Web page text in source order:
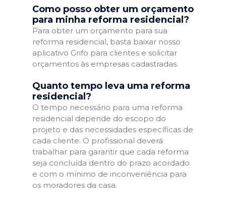
Como posso obter um orçamento
para minha reforma residencial?
Para obter um orçamento para sua
reforma residencial, basta baixar nosso
aplicativo Grifo para clientes e solicitar
orçamentos às empresas cadastradas.
Quanto tempo leva uma reforma
residencial?
O tempo necessário para uma reforma
residencial depende do escopo do
projeto e das necessidades específicas de
cada cliente. O profissional deverá
trabalhar para garantir que cada reforma
seja concluída dentro do prazo acordado
e com o mínimo de inconveniência para
os moradores da casa.